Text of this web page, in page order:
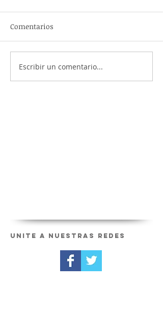
Comentarios
Escribir un comentario...
Unite a nuestras redes